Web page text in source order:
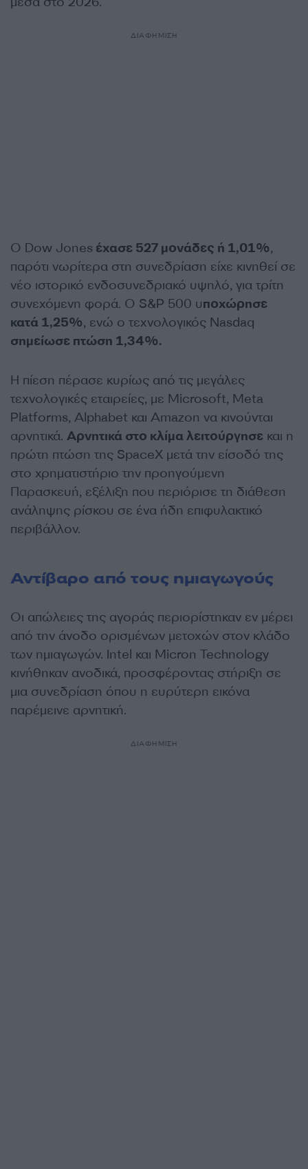
ΔΙΑΦΗΜΙΣΗ
Ο Dow Jones έχασε 527 μονάδες ή 1,01%,
παρότι νωρίτερα στη συνεδρίαση είχε κινηθεί σε
νέο ιστορικό ενδοσυνεδριακό υψηλό, για τρίτη
συνεχόμενη φορά. Ο S&P 500 υποχώρησε
κατά 1,25%, ενώ ο τεχνολογικός Nasdaq
σημείωσε πτώση 1,34%.
Η πίεση πέρασε κυρίως από τις μεγάλες
τεχνολογικές εταιρείες, με Microsoft, Meta
Platforms, Alphabet και Amazon να κινούνται
αρνητικά. Αρνητικά στο κλίμα λειτούργησε και η
πρώτη πτώση της SpaceX μετά την είσοδό της
στο χρηματιστήριο την προηγούμενη
Παρασκευή, εξέλιξη που περιόρισε τη διάθεση
ανάληψης ρίσκου σε ένα ήδη επιφυλακτικό
περιβάλλον.
Αντίβαρο από τους ημιαγωγούς
Οι απώλειες της αγοράς περιορίστηκαν εν μέρει
από την άνοδο ορισμένων μετοχών στον κλάδο
των ημιαγωγών. Intel και Micron Technology
κινήθηκαν ανοδικά, προσφέροντας στήριξη σε
μια συνεδρίαση όπου η ευρύτερη εικόνα
παρέμεινε αρνητική.
ΔΙΑΦΗΜΙΣΗ